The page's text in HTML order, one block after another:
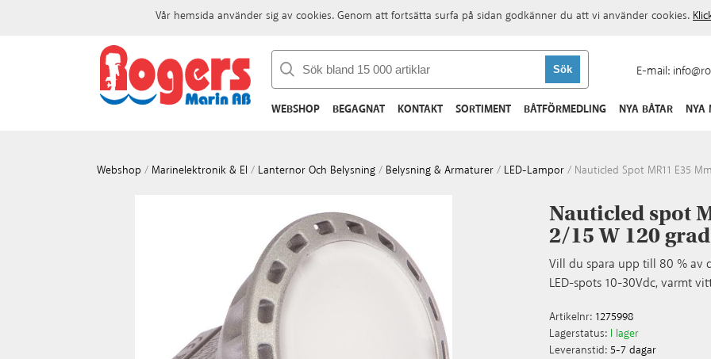
E-mail:
WEBSHOP BEGAGNAT KONTAKT SORTIMENT BÅTFÖRMEDLING NYA BÅTAR NYA
Webshop / Marinelektronik & El / Lanternor Och Belysning / Belysning & Armaturer / LED-Lampor / Nauticled Spot MR11 E35
Nauticled spot
2/15 W 120
Vill du spara upp till 80 % av
LED-spots 10-30Vdc, varmt
Artikelnr: 1275998
Lagerstatus: I lager
Leveranstid: 5-7 dagar
Vår hemsida använder sig av cookies. Genom att fortsätta surfa på sidan godkänner du att vi använder cookies.